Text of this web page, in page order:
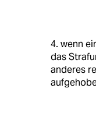
4. wenn
das
anderes